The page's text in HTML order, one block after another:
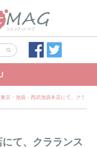
東京・池袋・西武池袋本店にて、クララ
て、クラランス